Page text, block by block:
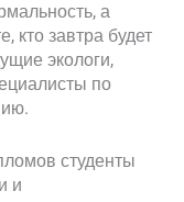
а
кто завтра будет
экологи,
по
студенты
и